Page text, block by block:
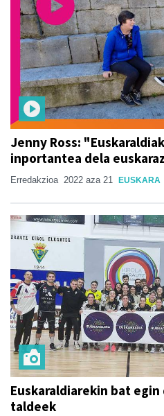
Jenny Ross:
inportantea dela
Erredakzioa 2022 aza 21 EUSKARA
Euskaraldiarekin bat
taldeek